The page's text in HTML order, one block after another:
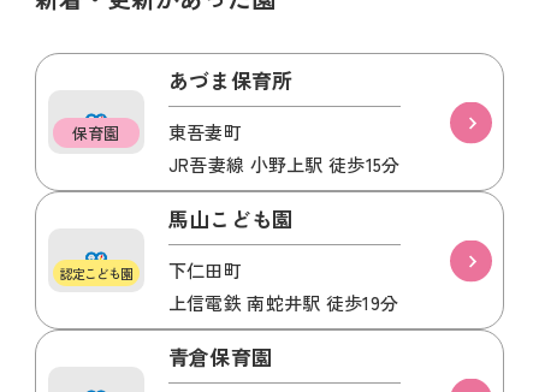
保育園
あづま保育所
東吾妻町
JR吾妻線 小野上駅 徒歩15分
認定こども園
馬山こども園
下仁田町
上信電鉄 南蛇井駅 徒歩19分
青倉保育園